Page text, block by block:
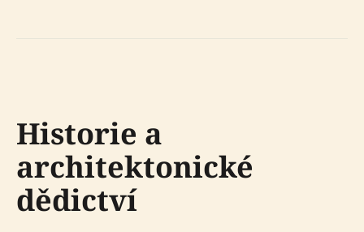
Historie a
architektonické
dědictví